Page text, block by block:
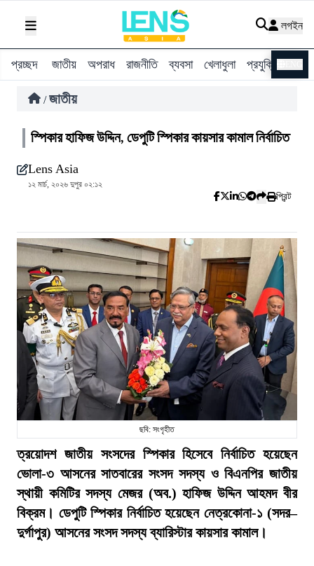
লগইন
প্রচ্ছদ জাতীয় অপরাধ রাজনীতি ব্যবসা খেলাধুলা প্রযুক্তি
/ জাতীয়
স্পিকার হাফিজ উদ্দিন, ডেপুটি স্পিকার কায়সার কামাল নির্বাচিত
Lens Asia
১২ মার্চ, ২০২৬ দুপুর ০২:১২
প্রিন্ট
ছবি: সংগৃহীত
ত্রয়োদশ জাতীয় সংসদের স্পিকার হিসেবে নির্বাচিত হয়েছেন
ভোলা-৩ আসনের সাতবারের সংসদ সদস্য ও বিএনপির জাতীয়
স্থায়ী কমিটির সদস্য মেজর (অব.) হাফিজ উদ্দিন আহমদ বীর
বিক্রম। ডেপুটি স্পিকার নির্বাচিত হয়েছেন নেত্রকোনা-১ (সদর–
দুর্গাপুর) আসনের সংসদ সদস্য ব্যারিস্টার কায়সার কামাল।